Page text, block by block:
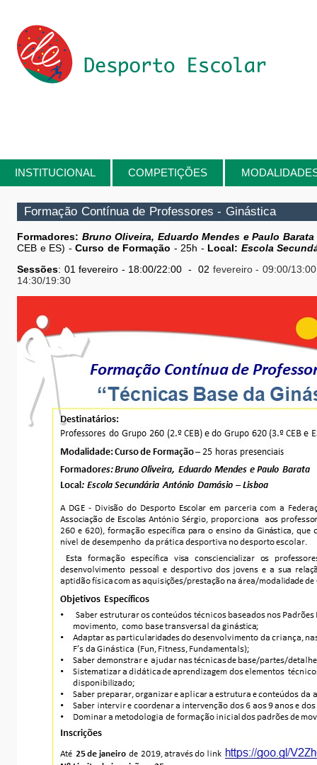
INSTITUCIONAL COMPETIÇÕES
Está aqui
Formação Contínua de Professores - Ginástica
Formadores: Bruno Oliveira, Eduardo Mendes e Paulo Barata
CEB e ES) - Curso de Formação - 25h - Local: Escola
Sessões: 01 fevereiro - 18:00/22:00 - 02 fevereiro - 09:00/
14:30/19:30